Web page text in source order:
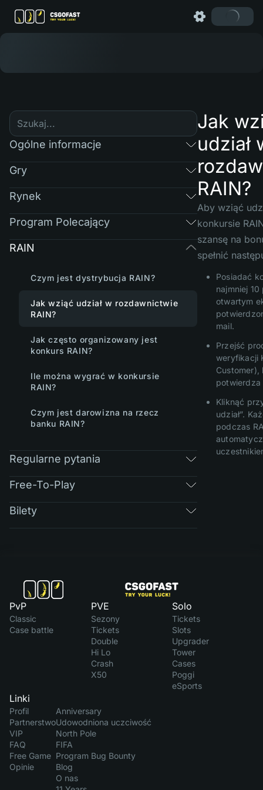
Ogólne informacje
Gry
Rynek
Program Polecający
RAIN
Czym jest dystrybucja RAIN?
Jak wziąć udział w rozdawnictwie
RAIN?
Jak często organizowany jest
konkurs RAIN?
Ile można wygrać w konkursie
RAIN?
Czym jest darowizna na rzecz
banku RAIN?
Regularne pytania
Free-To-Play
Bilety
Jak
udział
RAIN?
Aby wziąć
konkursie
szansę na
spełnić
Posiadać
najmniej
otwartym
mail.
Przejść
weryfikacji
Customer),
potwierdza
Kliknąć
udział”.
podczas
PvP
Classic
Case battle
PVE
Sezony
Tickets
Double
Hi Lo
Crash
X50
Solo
Tickets
Slots
Upgrader
Tower
Cases
Poggi
eSports
Linki
Profil
Partnerstwo
VIP
FAQ
Free Game
Opinie
Anniversary
Udowodniona uczciwość
North Pole
FIFA
Program Bug Bounty
Blog
O nas